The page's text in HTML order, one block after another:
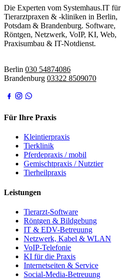
Die Experten vom Systemhaus.IT für
Tierarztpraxen & -kliniken in Berlin,
Potsdam & Brandenburg. Software,
Röntgen, Netzwerk, VoIP, KI, Web,
Praxisumbau & IT-Notdienst.
Berlin 030 54874086
Brandenburg 03322 8509070
Für Ihre Praxis
Kleintierpraxis
Tierklinik
Pferdepraxis / mobil
Gemischtpraxis / Nutztier
Tierheilpraxis
Leistungen
Tierarzt-Software
Röntgen & Bildgebung
IT & EDV-Betreuung
Netzwerk, Kabel & WLAN
VoIP-Telefonie
KI für die Praxis
Internetseiten & Service
Social-Media-Betreuung